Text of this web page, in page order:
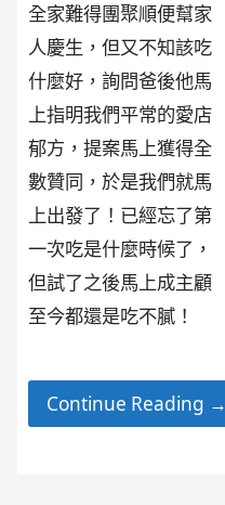
全家難得團聚順便幫家
人慶生，但又不知該吃
什麼好，詢問爸後他馬
上指明我們平常的愛店
郁方，提案馬上獲得全
數贊同，於是我們就馬
上出發了！已經忘了第
一次吃是什麼時候了，
但試了之後馬上成主顧
至今都還是吃不膩！
Continue Reading →